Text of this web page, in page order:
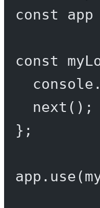
const
app
const
console.
next ();
};
app. use